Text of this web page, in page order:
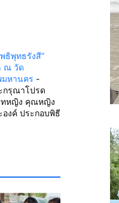
ธิพุทธรังสี”
ณ วัด
มหานคร -
กรุณาโปรด
ทหญิง คุณหญิง
งค์ ประกอบพิธี